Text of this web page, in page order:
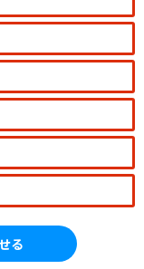
る